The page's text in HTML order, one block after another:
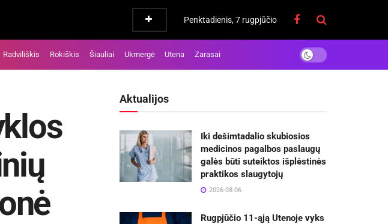
Penktadienis, 7 rugpjūčio
Radviliškis Rokiškis Šiauliai Ukmergė Utena Zarasai
Aktualijos
Iki dešimtadalio skubiosios
medicinos pagalbos paslaugų
galės būti suteiktos išplėstinės
praktikos slaugytojų
2026-08-06
Rugpjūčio 11-ąją Utenoje vyks